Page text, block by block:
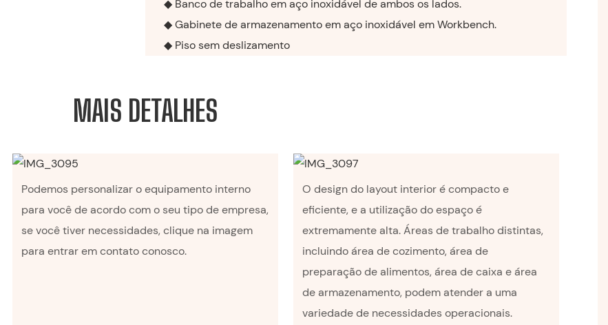
◆ Banco de trabalho em aço inoxidável de ambos os lados.
◆ Gabinete de armazenamento em aço inoxidável em Workbench.
◆ Piso sem deslizamento
MAIS DETALHES
Podemos personalizar o equipamento interno
para você de acordo com o seu tipo de empresa,
se você tiver necessidades, clique na imagem
para entrar em contato conosco.
O design do layout interior é compacto e
eficiente, e a utilização do espaço é
extremamente alta. Áreas de trabalho distintas,
incluindo área de cozimento, área de
preparação de alimentos, área de caixa e área
de armazenamento, podem atender a uma
variedade de necessidades operacionais.